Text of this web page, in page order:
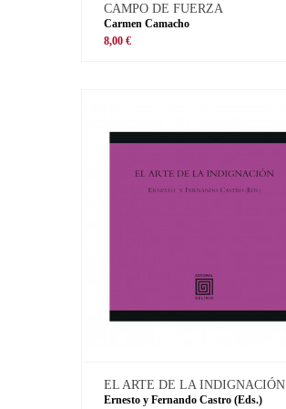
CAMPO DE FUERZA
Carmen Camacho
8,00 €
EL ARTE DE LA INDIGNACIÓN
Ernesto y Fernando Castro (Eds.)